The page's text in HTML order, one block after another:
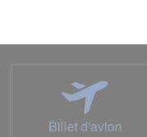
Billet d'avion